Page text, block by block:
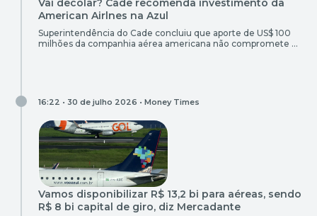
Vai decolar? Cade recomenda investimento da
American Airlnes na Azul
Superintendência do Cade concluiu que aporte de US$ 100
milhões da companhia aérea americana não compromete a
16:22 • 30 de julho 2026 • Money Times
Vamos disponibilizar R$ 13,2 bi para aéreas, sendo
R$ 8 bi capital de giro, diz Mercadante